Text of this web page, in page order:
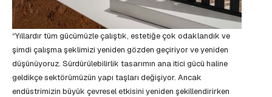
“Yıllardır tüm gücümüzle çalıştık, estetiğe çok odaklandık ve
şimdi çalışma şeklimizi yeniden gözden geçiriyor ve yeniden
düşünüyoruz. Sürdürülebilirlik tasarımın ana itici gücü haline
geldikçe sektörümüzün yapı taşları değişiyor. Ancak
endüstrimizin büyük çevresel etkisini yeniden şekillendirirken